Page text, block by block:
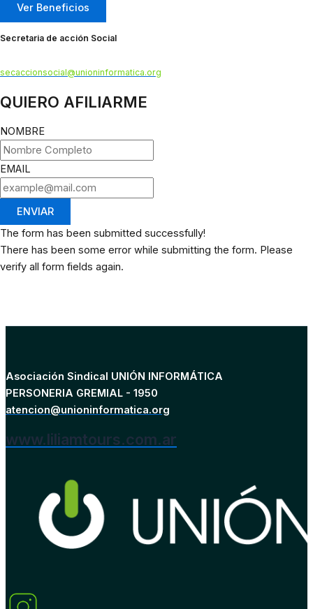
Ver Beneficios
Secretaria de acción Social
secaccionsocial@unioninformatica.org
QUIERO AFILIARME
NOMBRE
EMAIL
ENVIAR
The form has been submitted successfully!
There has been some error while submitting the form. Please
verify all form fields again.
Asociación Sindical UNIÓN INFORMÁTICA
PERSONERIA GREMIAL - 1950
atencion@unioninformatica.org
www.liliamtours.com.ar